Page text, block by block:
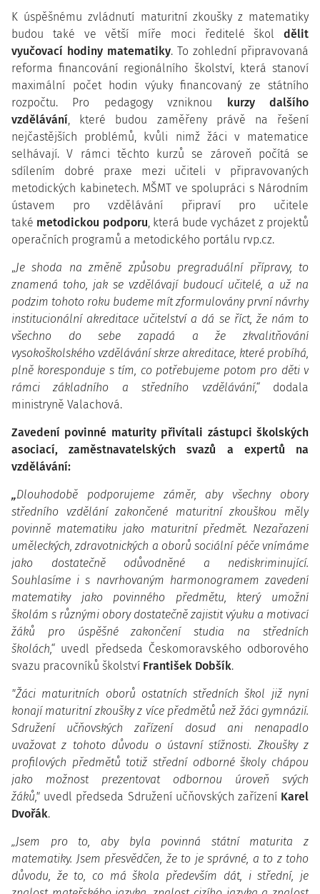
K úspěšnému zvládnutí maturitní zkoušky z matematiky
budou také ve větší míře moci ředitelé škol dělit
vyučovací hodiny matematiky. To zohlední připravovaná
reforma financování regionálního školství, která stanoví
maximální počet hodin výuky financovaný ze státního
rozpočtu. Pro pedagogy vzniknou kurzy dalšího
vzdělávání, které budou zaměřeny právě na řešení
nejčastějších problémů, kvůli nimž žáci v matematice
selhávají. V rámci těchto kurzů se zároveň počítá se
sdílením dobré praxe mezi učiteli v připravovaných
metodických kabinetech. MŠMT ve spolupráci s Národním
ústavem pro vzdělávání připraví pro učitele
také metodickou podporu, která bude vycházet z projektů
operačních programů a metodického portálu rvp.cz.
„Je shoda na změně způsobu pregraduální přípravy, to
znamená toho, jak se vzdělávají budoucí učitelé, a už na
podzim tohoto roku budeme mít zformulovány první návrhy
institucionální akreditace učitelství a dá se říct, že nám to
všechno do sebe zapadá a že zkvalitňování
vysokoškolského vzdělávání skrze akreditace, které probíhá,
plně koresponduje s tím, co potřebujeme potom pro děti v
rámci základního a středního vzdělávání,“dodala
ministryně Valachová.
Zavedení povinné maturity přivítali zástupci školských
asociací, zaměstnavatelských svazů a expertů na
vzdělávání:
„Dlouhodobě podporujeme záměr, aby všechny obory
středního vzdělání zakončené maturitní zkouškou měly
povinně matematiku jako maturitní předmět. Nezařazení
uměleckých, zdravotnických a oborů sociální péče vnímáme
jako dostatečně odůvodněné a nediskriminující.
Souhlasíme i s navrhovaným harmonogramem zavedení
matematiky jako povinného předmětu, který umožní
školám s různými obory dostatečně zajistit výuku a motivací
žáků pro úspěšné zakončení studia na středních
školách,“ uvedl předseda Českomoravského odborového
svazu pracovníků školství František Dobšík.
"Žáci maturitních oborů ostatních středních škol již nyní
konají maturitní zkoušky z více předmětů než žáci gymnázií.
Sdružení učňovských zařízení dosud ani nenapadlo
uvažovat z tohoto důvodu o ústavní stížnosti. Zkoušky z
profilových předmětů totiž střední odborné školy chápou
jako možnost prezentovat odbornou úroveň svých
žáků," uvedl předseda Sdružení učňovských zařízení Karel
Dvořák.
„Jsem pro to, aby byla povinná státní maturita z
matematiky. Jsem přesvědčen, že to je správné, a to z toho
důvodu, že to, co má škola především dát, i střední, je